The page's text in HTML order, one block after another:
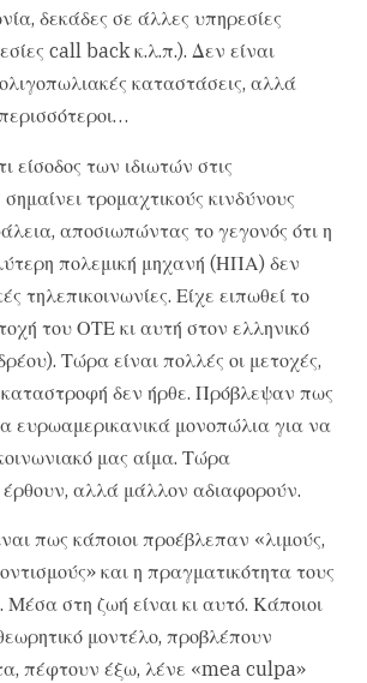
δεκάδες σε άλλες υπηρεσίες
call back κ.λ.π.). Δεν είναι
καταστάσεις, αλλά
είσοδος των ιδιωτών στις
σημαίνει τρομαχτικούς κινδύνους
αποσιωπώντας το γεγονός ότι η
πολεμική μηχανή (ΗΠΑ) δεν
τηλεπικοινωνίες. Είχε ειπωθεί το
του ΟΤΕ κι αυτή στον ελληνικό
Τώρα είναι πολλές οι μετοχές,
καταστροφή δεν ήρθε. Πρόβλεψαν πως
ευρωαμερικανικά μονοπώλια για να
μας αίμα. Τώρα
αλλά μάλλον αδιαφορούν.
πως κάποιοι προέβλεπαν «λιμούς,
και η πραγματικότητα τους
Μέσα στη ζωή είναι κι αυτό. Κάποιοι
μοντέλο, προβλέπουν
πέφτουν έξω, λένε «mea culpa»